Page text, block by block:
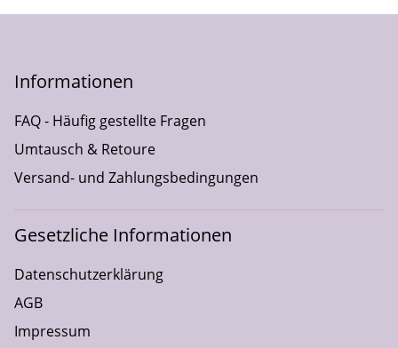
Informationen
FAQ - Häufig gestellte Fragen
Umtausch & Retoure
Versand- und Zahlungsbedingungen
Gesetzliche Informationen
Datenschutzerklärung
AGB
Impressum